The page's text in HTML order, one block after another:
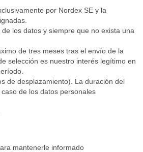
por Nordex SE y la
los datos y siempre que no exista una
de tres meses tras el envío de la
selección es nuestro interés legítimo en
de desplazamiento). La duración del
de los datos personales
mantenerle informado